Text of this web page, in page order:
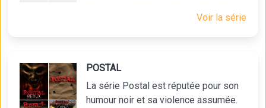
Voir la série
POSTAL
La série Postal est réputée pour son
humour noir et sa violence assumée.